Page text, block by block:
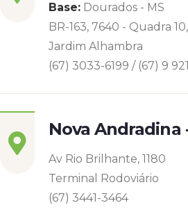
Base: Dourados - MS
BR-163, 7640 - Quadra
Jardim Alhambra
(67) 3033-6199 / (67) 9
Nova Andradina
Av Rio Brilhante, 1180
Terminal Rodoviário
(67) 3441-3464